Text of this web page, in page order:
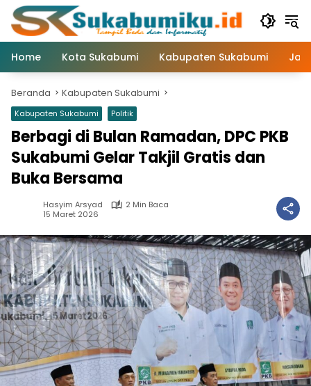
Langsung
konten
Home
Kota Sukabumi Kabupaten Sukabumi
Beranda Kabupaten Sukabumi
Kabupaten Sukabumi Politik
Berbagi di Bulan Ramadan, DPC PKB
Sukabumi Gelar Takjil Gratis dan
Buka Bersama
Hasyim Arsyad
2 Min Baca
15 Maret 2026